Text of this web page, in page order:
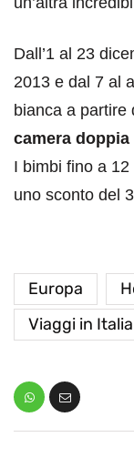
Dall’1 al 23
2013 e dal 7 al
bianca a partire
camera doppia
I bimbi fino a
uno sconto del
Europa
Viaggi in Italia